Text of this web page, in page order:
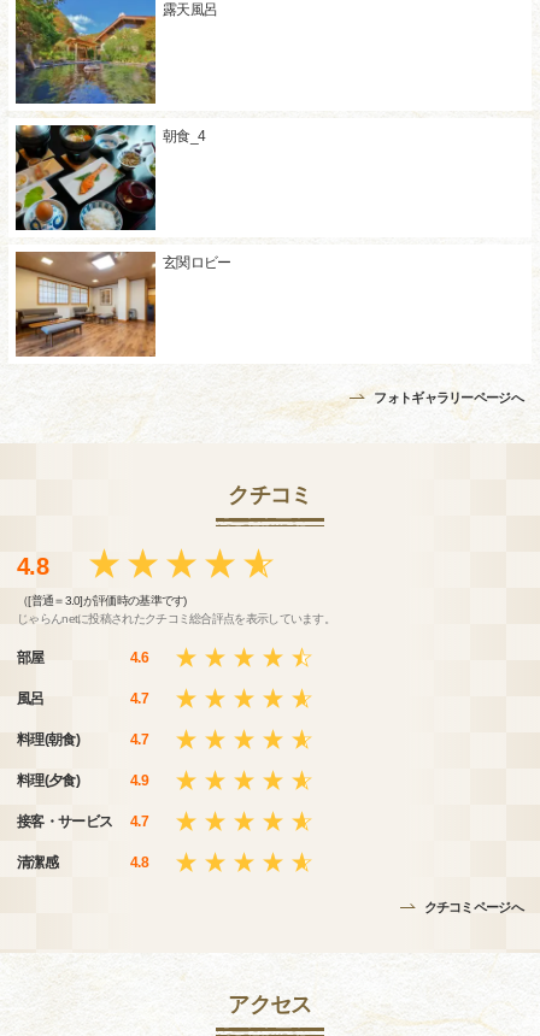
露天風呂
朝食_4
玄関ロビー
フォトギャラリーページへ
クチコミ
4.8
（[普通＝3.0]が評価時の基準です)
じゃらんnetに投稿されたクチコミ総合評点を表示しています。
部屋 4.6
風呂 4.7
料理(朝食) 4.7
料理(夕食) 4.9
接客・サービス 4.7
清潔感 4.8
クチコミページへ
アクセス